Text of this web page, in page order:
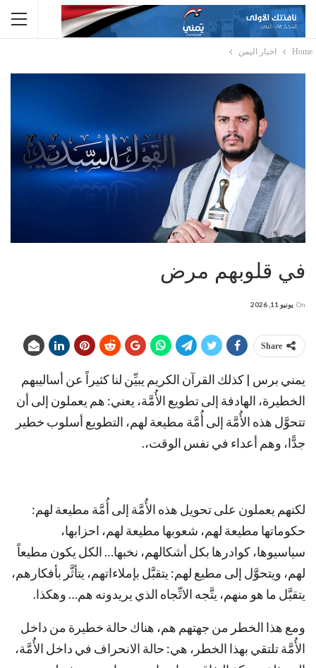
Home اخبار اليمن
في قلوبهم مرض
On يونيو 11, 2026
Share
يمني برس | كذلك القرآن الكريم يبيِّن لنا كثيراً عن أساليبهم
الخطيرة، الهادفة إلى تطويع الأُمَّة، يعني: هم يعملون إلى أن
تتحوَّل هذه الأُمَّة إلى أُمَّة مطيعة لهم، التطويع أسلوب خطير
جدًّا، وهم أعداء في نفس الوقت،.
لكنهم يعملون على تحويل هذه الأُمَّة إلى أُمَّة مطيعة لهم:
حكوماتها مطيعة لهم، شعوبها مطيعة لهم، احزابها،
سياسيوها، كوادرها بكل أشكالهم، نخبها… الكل يكون مطيعاً
لهم، ويتحوَّل إلى مطيع لهم: يتقبَّل بإملاءاتهم، يتأثَّر بأفكارهم،
يتقبَّل ما هو منهم، يتَّجه الاتِّجاه الذي يريدونه هم… وهكذا.
ومع هذا الخطر من جهتهم هم، هناك حالة خطيرة من داخل
الأُمَّة تلتقي بهذا الخطر، هي: حالة الانحراف في داخل الأُمَّة،